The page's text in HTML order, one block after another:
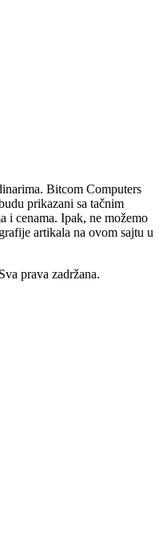
Bitcom Computers
prikazani sa tačnim
i cenama. Ipak, ne možemo
artikala na ovom sajtu u
prava zadržana.